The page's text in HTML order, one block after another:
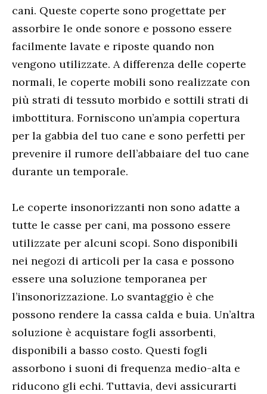
cani. Queste coperte sono progettate per
assorbire le onde sonore e possono essere
facilmente lavate e riposte quando non
vengono utilizzate. A differenza delle coperte
normali, le coperte mobili sono realizzate con
più strati di tessuto morbido e sottili strati di
imbottitura. Forniscono un’ampia copertura
per la gabbia del tuo cane e sono perfetti per
prevenire il rumore dell’abbaiare del tuo cane
durante un temporale.
Le coperte insonorizzanti non sono adatte a
tutte le casse per cani, ma possono essere
utilizzate per alcuni scopi. Sono disponibili
nei negozi di articoli per la casa e possono
essere una soluzione temporanea per
l’insonorizzazione. Lo svantaggio è che
possono rendere la cassa calda e buia. Un’altra
soluzione è acquistare fogli assorbenti,
disponibili a basso costo. Questi fogli
assorbono i suoni di frequenza medio-alta e
riducono gli echi. Tuttavia, devi assicurarti